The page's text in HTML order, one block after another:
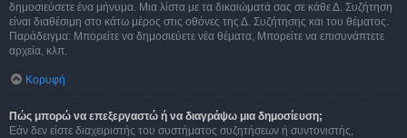
δημοσιεύσετε ένα μήνυμα. Μια λίστα με τα δικαιώματά σας σε κάθε Δ. Συζήτηση
είναι διαθέσιμη στο κάτω μέρος στις οθόνες της Δ. Συζήτησης και του θέματος.
Παράδειγμα: Μπορείτε να δημοσιεύετε νέα θέματα, Μπορείτε να επισυνάπτετε
αρχεία, κλπ.
Κορυφή
Πώς μπορώ να επεξεργαστώ ή να διαγράψω μια δημοσίευση;
Εάν δεν είστε διαχειριστής του συστήματος συζητήσεων ή συντονιστής,